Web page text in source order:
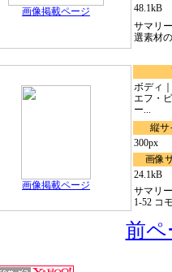
画像掲載ページ
48.1kB
サマリ
選素材
画像掲載ページ
ボディ
エフ・
ー...
縦サ
300px
画像
24.1kB
サマリ
1-52 コ
前ペ